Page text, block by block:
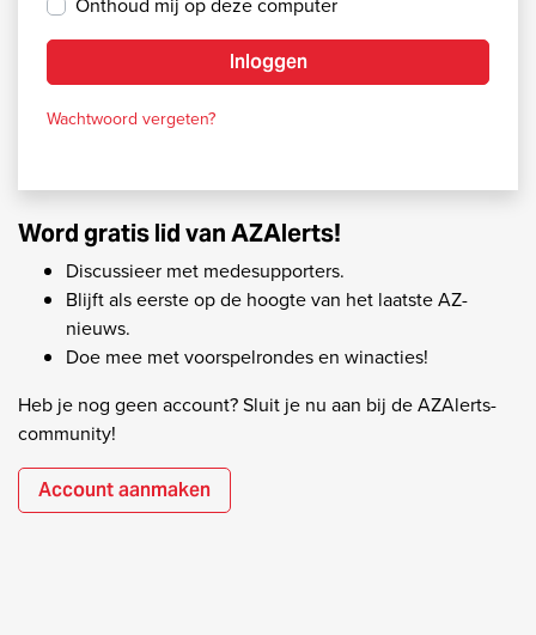
Inloggen
Wachtwoord vergeten?
Word gratis lid van AZAlerts!
Discussieer met medesupporters.
Blijft als eerste op de hoogte van het laatste AZ-
nieuws.
Doe mee met voorspelrondes en winacties!
Heb je nog geen account? Sluit je nu aan bij de AZAlerts-
community!
Account aanmaken